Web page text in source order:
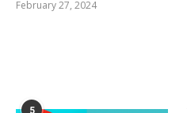
February 27, 2024
5